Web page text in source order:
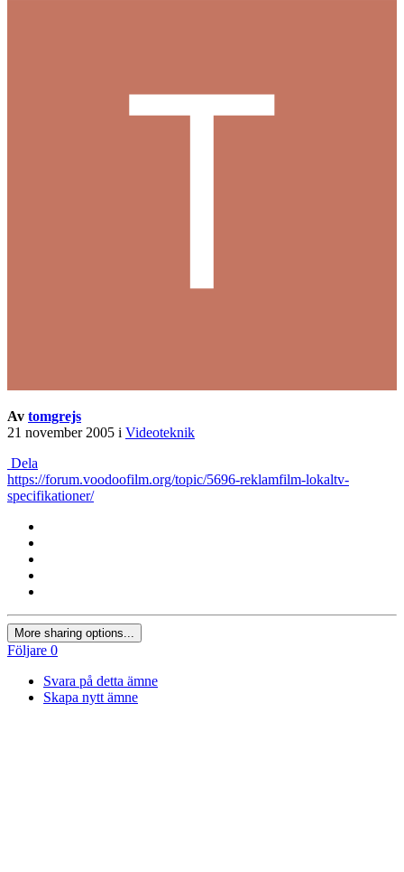
Av tomgrejs
21 november 2005 i Videoteknik
Dela
https://forum.voodoofilm.org/topic/5696-reklamfilm-lokaltv-
specifikationer/
More sharing options...
Följare 0
Svara på detta ämne
Skapa nytt ämne